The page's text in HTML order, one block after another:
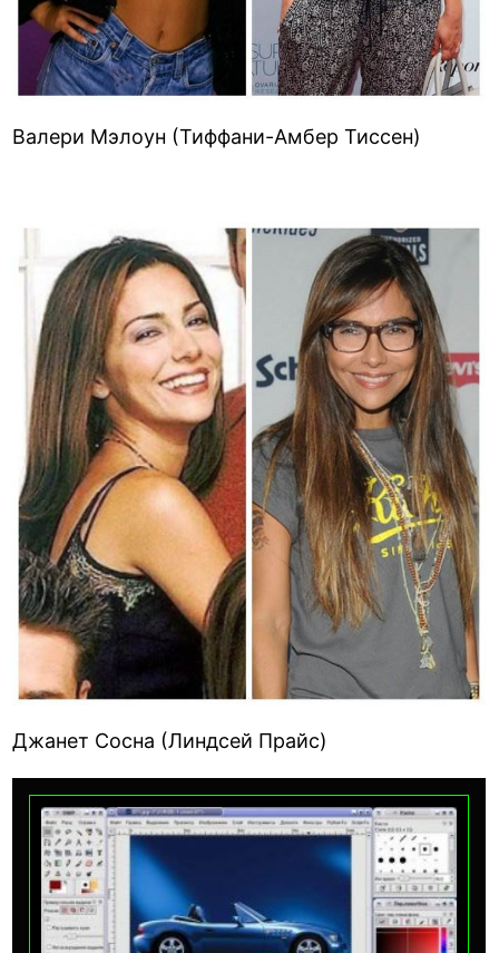
Валери Мэлоун (Тиффани-Амбер Тиссен)
Джанет Сосна (Линдсей Прайс)